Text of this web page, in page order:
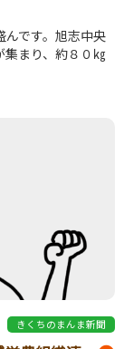
んです。旭志中央
まり、約８０㎏
きくちのまんま新聞